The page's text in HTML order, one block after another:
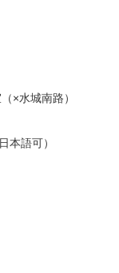
×水城南路）
本語可）